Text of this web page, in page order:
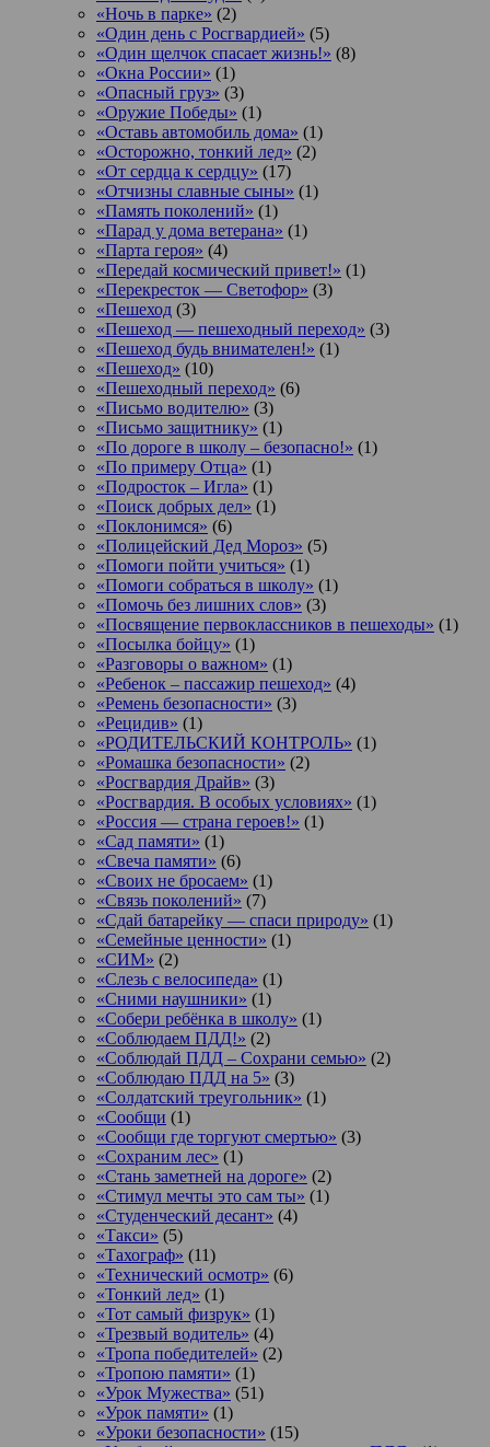
«Ночь в парке» (2)
«Один день с Росгвардией» (5)
«Один щелчок спасает жизнь!» (8)
«Окна России» (1)
«Опасный груз» (3)
«Оружие Победы» (1)
«Оставь автомобиль дома» (1)
«Осторожно, тонкий лед» (2)
«От сердца к сердцу» (17)
«Отчизны славные сыны» (1)
«Память поколений» (1)
«Парад у дома ветерана» (1)
«Парта героя» (4)
«Передай космический привет!» (1)
«Перекресток — Светофор» (3)
«Пешеход (3)
«Пешеход — пешеходный переход» (3)
«Пешеход будь внимателен!» (1)
«Пешеход» (10)
«Пешеходный переход» (6)
«Письмо водителю» (3)
«Письмо защитнику» (1)
«По дороге в школу – безопасно!» (1)
«По примеру Отца» (1)
«Подросток ‒ Игла» (1)
«Поиск добрых дел» (1)
«Поклонимся» (6)
«Полицейский Дед Мороз» (5)
«Помоги пойти учиться» (1)
«Помоги собраться в школу» (1)
«Помочь без лишних слов» (3)
«Посвящение первоклассников в пешеходы» (1)
«Посылка бойцу» (1)
«Разговоры о важном» (1)
«Ребенок – пассажир пешеход» (4)
«Ремень безопасности» (3)
«Рецидив» (1)
«РОДИТЕЛЬСКИЙ КОНТРОЛЬ» (1)
«Ромашка безопасности» (2)
«Росгвардия Драйв» (3)
«Росгвардия. В особых условиях» (1)
«Россия — страна героев!» (1)
«Сад памяти» (1)
«Свеча памяти» (6)
«Своих не бросаем» (1)
«Связь поколений» (7)
«Сдай батарейку — спаси природу» (1)
«Семейные ценности» (1)
«СИМ» (2)
«Слезь с велосипеда» (1)
«Сними наушники» (1)
«Собери ребёнка в школу» (1)
«Соблюдаем ПДД!» (2)
«Соблюдай ПДД – Сохрани семью» (2)
«Соблюдаю ПДД на 5» (3)
«Солдатский треугольник» (1)
«Сообщи (1)
«Сообщи где торгуют смертью» (3)
«Сохраним лес» (1)
«Стань заметней на дороге» (2)
«Стимул мечты это сам ты» (1)
«Студенческий десант» (4)
«Такси» (5)
«Тахограф» (11)
«Технический осмотр» (6)
«Тонкий лед» (1)
«Тот самый физрук» (1)
«Трезвый водитель» (4)
«Тропа победителей» (2)
«Тропою памяти» (1)
«Урок Мужества» (51)
«Урок памяти» (1)
«Уроки безопасности» (15)